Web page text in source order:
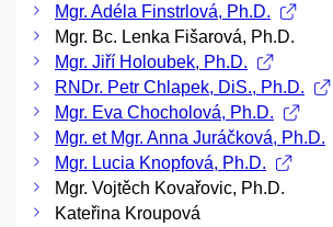
Mgr. Adéla Finstrlová, Ph.D.
Mgr. Bc. Lenka Fišarová, Ph.D.
Mgr. Jiří Holoubek, Ph.D.
RNDr. Petr Chlapek, DiS., Ph.D.
Mgr. Eva Chocholová, Ph.D.
Mgr. et Mgr. Anna Juráčková, Ph.D.
Mgr. Lucia Knopfová, Ph.D.
Mgr. Vojtěch Kovařovic, Ph.D.
Kateřina Kroupová